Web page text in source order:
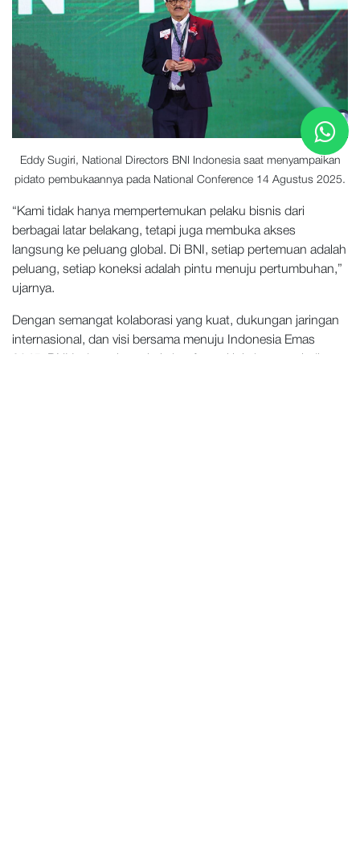
Eddy Sugiri, National Directors BNI Indonesia saat menyampaikan
pidato pembukaannya pada National Conference 14 Agustus 2025.
“Kami tidak hanya mempertemukan pelaku bisnis dari
berbagai latar belakang, tetapi juga membuka akses
langsung ke peluang global. Di BNI, setiap pertemuan adalah
peluang, setiap koneksi adalah pintu menuju pertumbuhan,”
ujarnya.
Dengan semangat kolaborasi yang kuat, dukungan jaringan
internasional, dan visi bersama menuju Indonesia Emas